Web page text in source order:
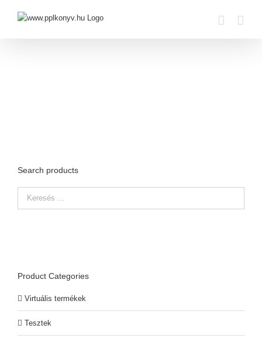
Search products
Product Categories
Virtuális termékek
Tesztek